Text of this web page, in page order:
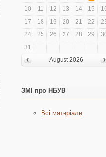
10
11 12 13 14 15
17
18 19 20 21 22
24
25 26 27 28 29
31
August 2026
ЗМІ про НБУВ
Всі матеріали